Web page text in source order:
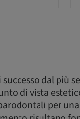
dal più
di vista
per